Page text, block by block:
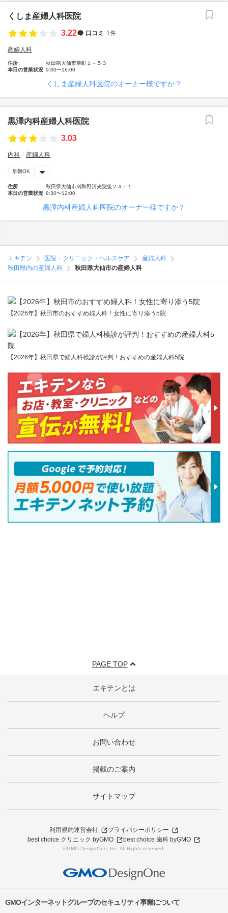
くしま産婦人科医院
3.22
口コミ 1件
産婦人科
住所
秋田県大仙市幸町１－５３
本日の営業状況 9:00〜16:00
くしま産婦人科医院のオーナー様ですか？
黒澤内科産婦人科医院
3.03
内科 産婦人科
早朝OK
住所
秋田県大仙市刈和野清光院後２４－１
本日の営業状況 8:30〜12:00
黒澤内科産婦人科医院のオーナー様ですか？
エキテン 医院・クリニック・ヘルスケア
産婦人科
秋田県内の産婦人科
秋田県大仙市の産婦人科
【2026年】秋田市のおすすめ婦人科！女性に寄り添う5院
【2026年】秋田県で婦人科検診が評判！おすすめの産婦人科5院
PAGE TOP
エキテンとは
ヘルプ
お問い合わせ
掲載のご案内
サイトマップ
利用規約運営会社
プライバシーポリシー
best choice クリニック byGMO
best choice 歯科 byGMO
©GMO DesignOne, Inc. All Rights reserved.
GMOインターネットグループのセキュリティ事業について